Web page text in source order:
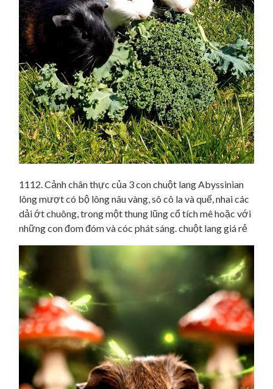
1112. Cảnh chân thực của 3 con chuột lang Abyssinian
lông mượt có bộ lông nâu vàng, sô cô la và quế, nhai các
dải ớt chuông, trong một thung lũng cổ tích mê hoặc với
những con đom đóm và cóc phát sáng. chuột lang giá rẻ